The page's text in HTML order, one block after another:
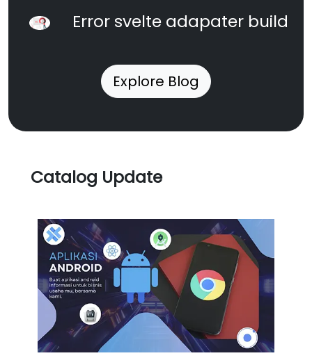
Error svelte adapater build
Explore Blog
Catalog Update